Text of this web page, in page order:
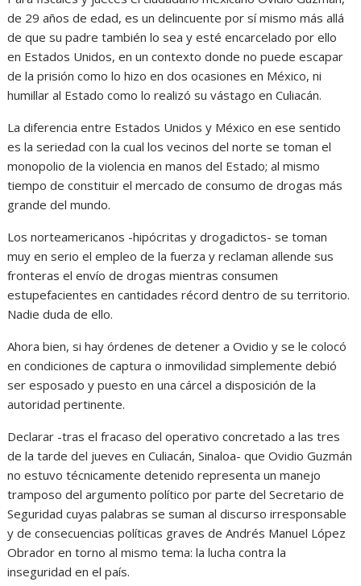
de 29 años de edad, es un delincuente por sí mismo más allá
de que su padre también lo sea y esté encarcelado por ello
en Estados Unidos, en un contexto donde no puede escapar
de la prisión como lo hizo en dos ocasiones en México, ni
humillar al Estado como lo realizó su vástago en Culiacán.
La diferencia entre Estados Unidos y México en ese sentido
es la seriedad con la cual los vecinos del norte se toman el
monopolio de la violencia en manos del Estado; al mismo
tiempo de constituir el mercado de consumo de drogas más
grande del mundo.
Los norteamericanos -hipócritas y drogadictos- se toman
muy en serio el empleo de la fuerza y reclaman allende sus
fronteras el envío de drogas mientras consumen
estupefacientes en cantidades récord dentro de su territorio.
Nadie duda de ello.
Ahora bien, si hay órdenes de detener a Ovidio y se le colocó
en condiciones de captura o inmovilidad simplemente debió
ser esposado y puesto en una cárcel a disposición de la
autoridad pertinente.
Declarar -tras el fracaso del operativo concretado a las tres
de la tarde del jueves en Culiacán, Sinaloa- que Ovidio Guzmán
no estuvo técnicamente detenido representa un manejo
tramposo del argumento político por parte del Secretario de
Seguridad cuyas palabras se suman al discurso irresponsable
y de consecuencias políticas graves de Andrés Manuel López
Obrador en torno al mismo tema: la lucha contra la
inseguridad en el país.